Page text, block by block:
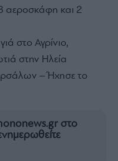
αεροσκάφη και 2
στο Αγρίνιο,
στην Ηλεία
– Ήχησε το
στο